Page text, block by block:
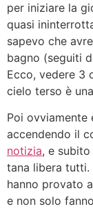
per iniziare la
quasi
sapevo che
bagno (seguiti
Ecco, vedere 3
cielo terso è
Poi
accendendo il
notizia, e subito
tana libera tutti.
hanno provato
e non solo